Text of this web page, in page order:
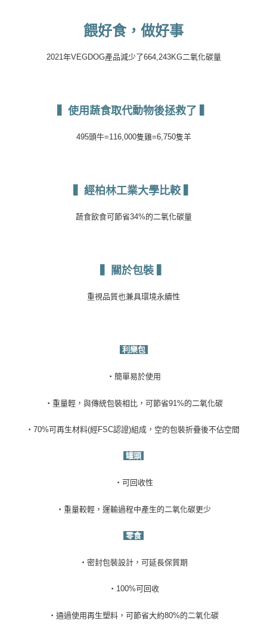
餵好食，做好事
2021 年VEGDOG產品減少了664,243KG二氧化碳量
▍使用蔬食取代動物後拯救了
495頭牛=116,000隻雞=6,750隻羊
▍經柏林工業大學比較
蔬食飲食可節省34%的二氧化碳量
▍關於包裝
重視品質也兼具環境永續性
利樂包
・ 簡單易於使用
・ 重量輕，與傳統包裝相比，可節省91%的二氧化碳
・ 70%可再生材料(經FSC認證)組成，空的包裝折疊後不佔空間
罐頭
・ 可回收性
・ 重量較輕，運輸過程中產生的二氧化碳更少
零食
・ 密封包裝設計，可延長保質期
・ 100%可回收
・ 通過使用再生塑料，可節省大約80%的二氧化碳